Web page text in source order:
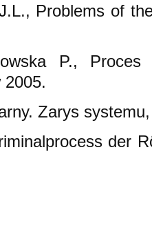
Problems of
P.,
2005.
Zarys
der